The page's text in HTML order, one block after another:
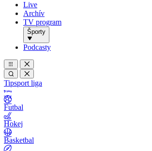
Live
Archív
TV program
Športy
Podcasty
Tipsport liga
Futbal
Hokej
Basketbal